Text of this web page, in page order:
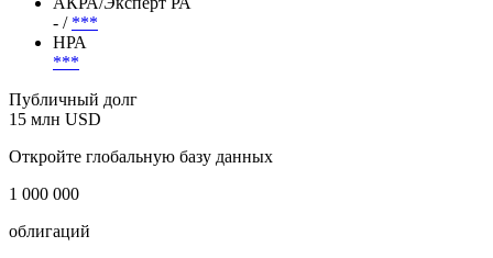
- / ***
НРА
***
Публичный долг
15 млн USD
Откройте глобальную базу данных
1 000 000
облигаций